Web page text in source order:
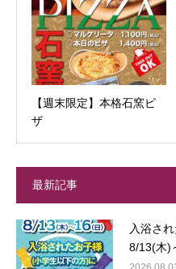
【週末限定】本格石窯ピ
ザ
最新記事
入浴さ
8/13(木)